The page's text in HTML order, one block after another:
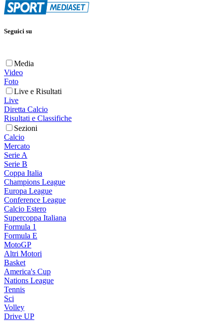
Seguici su
Media
Video
Foto
Live e Risultati
Live
Diretta Calcio
Risultati e Classifiche
Sezioni
Calcio
Mercato
Serie A
Serie B
Coppa Italia
Champions League
Europa League
Conference League
Calcio Estero
Supercoppa Italiana
Formula 1
Formula E
MotoGP
Altri Motori
Basket
America's Cup
Nations League
Tennis
Sci
Volley
Drive UP